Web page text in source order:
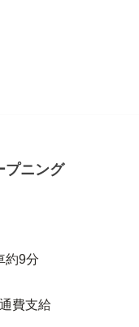
プニング
約9分
費支給